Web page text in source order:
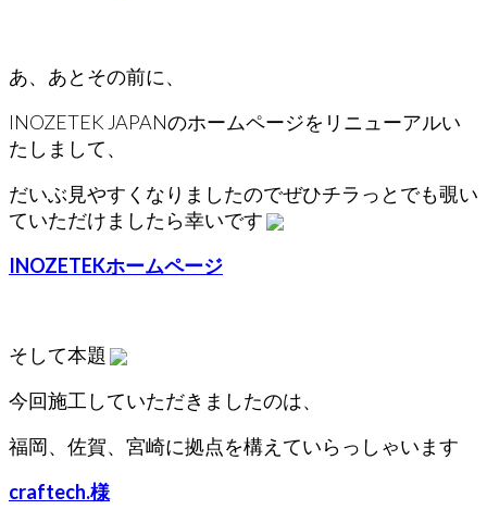
あ、あとその前に、
INOZETEK JAPANのホームページをリニューアルい
たしまして、
だいぶ見やすくなりましたのでぜひチラっとでも覗い
ていただけましたら幸いです
INOZETEKホームページ
そして本題
今回施工していただきましたのは、
福岡、佐賀、宮崎に拠点を構えていらっしゃいます
craftech.様